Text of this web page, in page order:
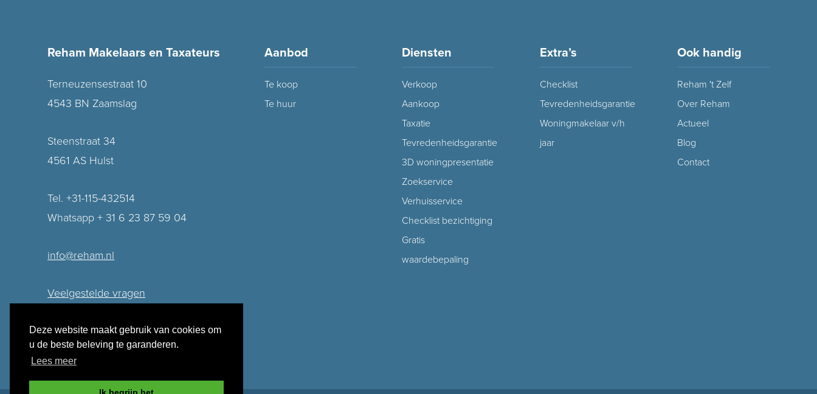
Deze website maakt gebruik van cookies om
u de beste beleving te garanderen.
Lees meer
Reham Makelaars en Taxateurs
Terneuzensestraat 10
4543 BN Zaamslag
Steenstraat 34
4561 AS Hulst
Tel. +31-115-432514
Whatsapp + 31 6 23 87 59 04
info@reham.nl
Veelgestelde vragen
Ook handig
Reham 't Zelf
Over Reham
Actueel
Blog
Contact
Extra’s
Checklist
Tevredenheidsgarantie
Woningmakelaar v/h
jaar
Diensten
Verkoop
Aankoop
Taxatie
Tevredenheidsgarantie
3D woningpresentatie
Zoekservice
Verhuisservice
Checklist bezichtiging
Gratis
waardebepaling
Aanbod
Te koop
Te huur